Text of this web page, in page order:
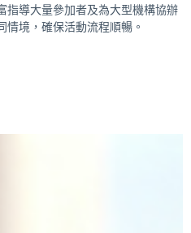
指導大量參加者及為大型機構協辦
境，確保活動流程順暢。